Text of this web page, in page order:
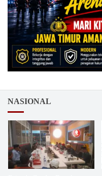
NASIONAL